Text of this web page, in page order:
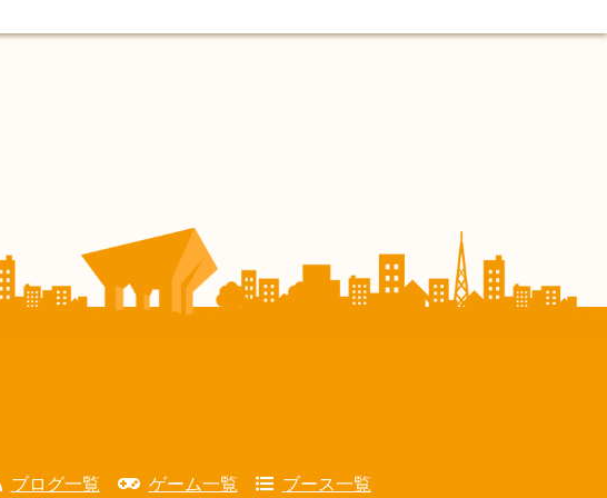
ブログ一覧 ゲーム一覧 ブース一覧